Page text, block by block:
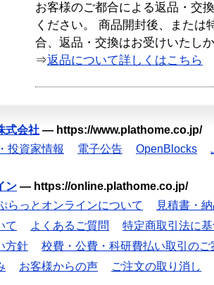
お客様のご都合による返品・交
ください。 商品開封後、または
合、返品・交換はお受けいたし
⇒返品について詳しくはこちら
式会社 — https://www.plathome.co.jp/
投資家情報 電子公告 OpenBlocks
ン — https://online.plathome.co.jp/
らっとオンラインについて
見積書・
て
よくあるご質問
特定商取引法に
方針
校費・公費・科研費払い取引のご
お客様からの声 ご注文の取り消し